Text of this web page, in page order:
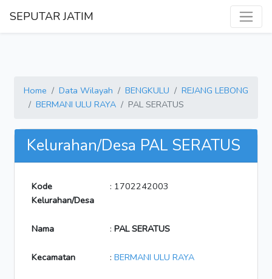
SEPUTAR JATIM
Home Data Wilayah BENGKULU
REJANG LEBONG
BERMANI ULU RAYA
PAL SERATUS
Kelurahan/Desa PAL SERATUS
Kode
Kelurahan/Desa
: 1702242003
Nama : PAL SERATUS
Kecamatan : BERMANI ULU RAYA